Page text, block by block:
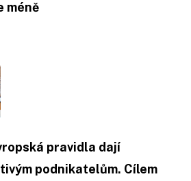
méně
pravidla dají
podnikatelům. Cílem